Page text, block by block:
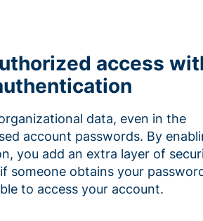
access
data, even in the
account passwords. By
you add an extra layer of
someone obtains your
to access your account.